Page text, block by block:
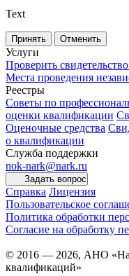
Text
Принять Отменить
Услуги
Проверить
Места проведения
Реестры
Советы по
оценки квалификации
Оценочные средства
о квалификации
Служба поддержки
nok-nark@nark.ru
Задать вопрос
Справка Лицензия
Пользовательское
Политика обработки
Согласие на обработку
© 2016 — 2026, АНО
квалификаций»